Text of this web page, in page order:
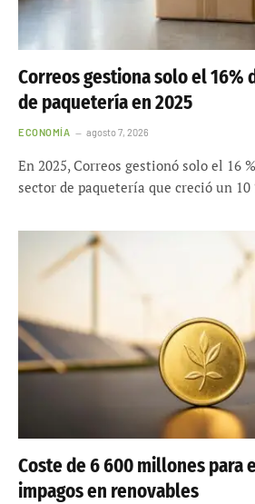
Correos gestiona solo el 16%
de paquetería en 2025
ECONOMÍA agosto 7, 2026
En 2025, Correos gestionó solo el 16
sector de paquetería que creció un 10
Coste de 6 600 millones para
impagos en renovables